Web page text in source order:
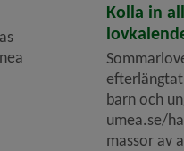
Kolla in
barn och
umea.se/
massor av